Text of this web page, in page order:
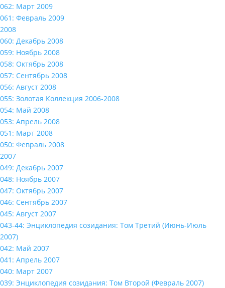
062: Март 2009
061: Февраль 2009
2008
060: Декабрь 2008
059: Ноябрь 2008
058: Октябрь 2008
057: Сентябрь 2008
056: Август 2008
055: Золотая Коллекция 2006-2008
054: Май 2008
053: Апрель 2008
051: Март 2008
050: Февраль 2008
2007
049: Декабрь 2007
048: Ноябрь 2007
047: Октябрь 2007
046: Сентябрь 2007
045: Август 2007
043-44: Энциклопедия созидания: Том Третий (Июнь-Июль
2007)
042: Май 2007
041: Апрель 2007
040: Март 2007
039: Энциклопедия созидания: Том Второй (Февраль 2007)